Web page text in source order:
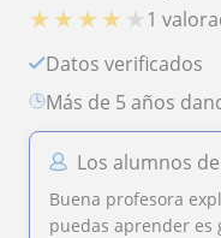
★ ★ ★ ★ ★1
Datos verificados
más de 5 años
Los alumnos
Buena profesora
puedas aprender es